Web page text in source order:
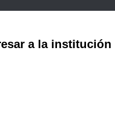
a la institución